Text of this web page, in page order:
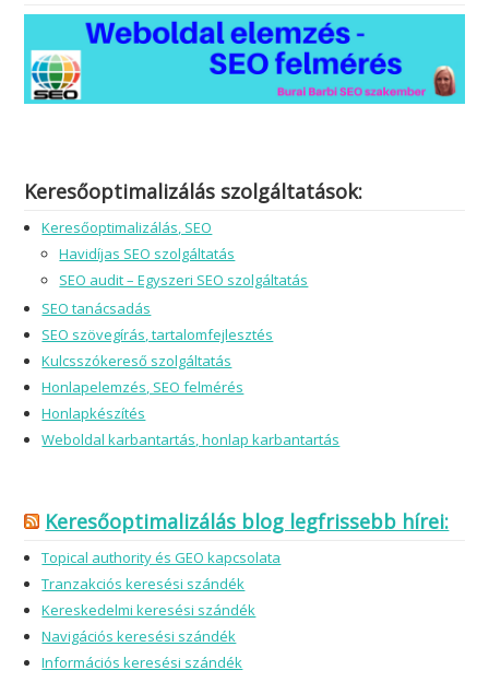
Keresőoptimalizálás szolgáltatások:
Keresőoptimalizálás, SEO
Havidíjas SEO szolgáltatás
SEO audit – Egyszeri SEO szolgáltatás
SEO tanácsadás
SEO szövegírás, tartalomfejlesztés
Kulcsszókereső szolgáltatás
Honlapelemzés, SEO felmérés
Honlapkészítés
Weboldal karbantartás, honlap karbantartás
Keresőoptimalizálás blog legfrissebb hírei:
Topical authority és GEO kapcsolata
Tranzakciós keresési szándék
Kereskedelmi keresési szándék
Navigációs keresési szándék
Információs keresési szándék